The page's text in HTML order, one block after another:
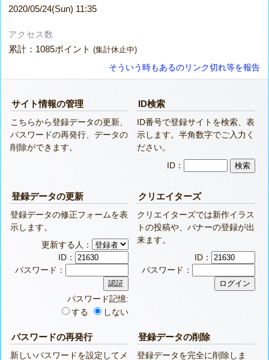
2020/05/24(Sun) 11:35
アクセス数
累計：1085ポイント(集計休止中)
そういう時もあるのリンク切れ等を報告
サイト情報の管理
こちらから登録データの更新、
パスワードの再発行、データの
削除ができます。
ID検索
ID番号で登録サイトを検索、表
示します。半角数字でご入力く
ださい。
ID：
登録データの更新
登録データの修正フォームを表
示します。
更新する人：
ID：
パスワード：
パスワード記憶:
する
しない
クリエイターズ
クリエイターズでは新作イラス
トの投稿や、バナーの登録が出
来ます。
ID：
パスワード：
パスワードの再発行
新しいパスワードを設定してメ
登録データの削除
登録データを完全に削除しま